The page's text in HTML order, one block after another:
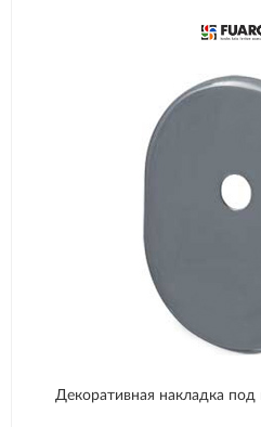
Декоративная накладка